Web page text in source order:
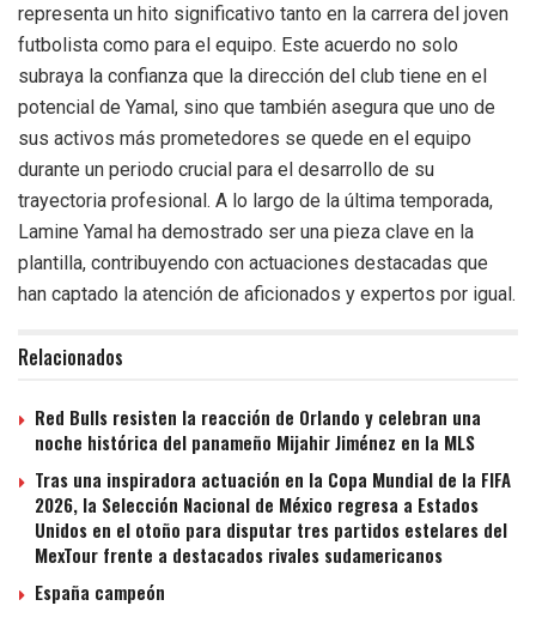
representa un hito significativo tanto en la carrera del joven
futbolista como para el equipo. Este acuerdo no solo
subraya la confianza que la dirección del club tiene en el
potencial de Yamal, sino que también asegura que uno de
sus activos más prometedores se quede en el equipo
durante un periodo crucial para el desarrollo de su
trayectoria profesional. A lo largo de la última temporada,
Lamine Yamal ha demostrado ser una pieza clave en la
plantilla, contribuyendo con actuaciones destacadas que
han captado la atención de aficionados y expertos por igual.
Relacionados
Red Bulls resisten la reacción de Orlando y celebran una
noche histórica del panameño Mijahir Jiménez en la MLS
Tras una inspiradora actuación en la Copa Mundial de la FIFA
2026, la Selección Nacional de México regresa a Estados
Unidos en el otoño para disputar tres partidos estelares del
MexTour frente a destacados rivales sudamericanos
España campeón